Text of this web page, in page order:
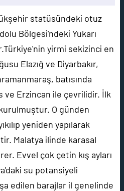
statüsündeki otuz
Bölgesi'ndeki Yukarı
yirmi sekizinci en
Elazığ ve Diyarbakır,
batısında
ve Erzincan ile çevrilidir. İlk
O günden
yeniden yapılarak
Malatya ilinde karasal
Evvel çok çetin kış ayları
su potansiyeli
edilen barajlar il genelinde